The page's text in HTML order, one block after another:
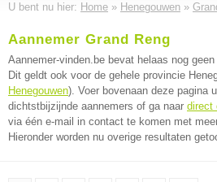
U bent nu hier: Home » Henegouwen »
Aannemer Grand Reng
Aannemer-vinden.be bevat helaas nog geen
Dit geldt ook voor de gehele provincie
Henegouwen). Voer bovenaan deze pagina
dichtstbijzijnde aannemers of ga naar direct
via één e-mail in contact te komen met
Hieronder worden nu overige resultaten